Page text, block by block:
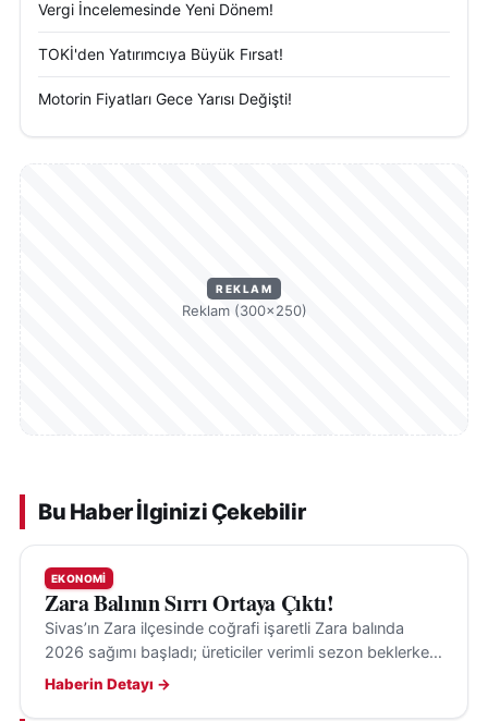
Vergi İncelemesinde Yeni Dönem!
TOKİ'den Yatırımcıya Büyük Fırsat!
Motorin Fiyatları Gece Yarısı Değişti!
REKLAM
Reklam (300×250)
Bu Haber İlginizi Çekebilir
EKONOMI
Zara Balının Sırrı Ortaya Çıktı!
Sivas’ın Zara ilçesinde coğrafi işaretli Zara balında
2026 sağımı başladı; üreticiler verimli sezon beklerken,
tescilli üretim için çağrı yapıldı.
Haberin Detayı →